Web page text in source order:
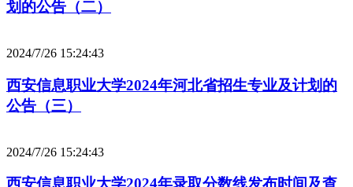
划的公告（二）
2024/7/26 15:24:43
西安信息职业大学2024年河北省招生专业及计划的
公告（三）
2024/7/26 15:24:43